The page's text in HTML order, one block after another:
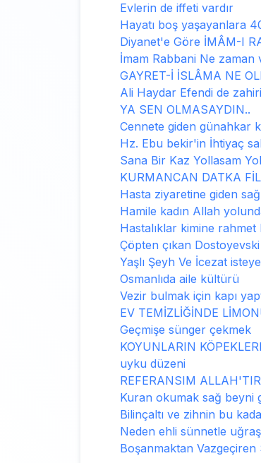
Evlerin de iffeti vardır
Hayatı boş yaşayanlara
Diyanet'e Göre İMÂM-I
İmam Rabbani Ne zaman
GAYRET-İ İSLÂMA NE
Ali Haydar Efendi de
YA SEN OLMASAYDIN..
Cennete giden günahkar
Hz. Ebu bekir'in İhtiyaç
Sana Bir Kaz Yollasam
KURMANCAN DATKA
Hasta ziyaretine giden
Hamile kadın Allah
Hastalıklar kimine
Çöpten çıkan
Yaşlı Şeyh Ve İcezat
Osmanlıda aile kültürü
Vezir bulmak için kapı
EV TEMİZLİĞİNDE
Geçmişe sünger çekmek
KOYUNLARIN
uyku düzeni
REFERANSIM ALLAH'TIR
Kuran okumak sağ beyni
Bilinçaltı ve zihnin bu
Neden ehli sünnetle
Boşanmaktan Vazgeçiren